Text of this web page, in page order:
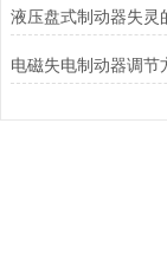
电磁失电制动器调节